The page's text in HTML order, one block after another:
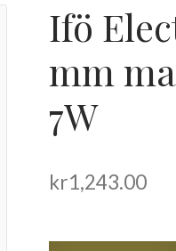
Ifö
mm
7W
kr1,243.00